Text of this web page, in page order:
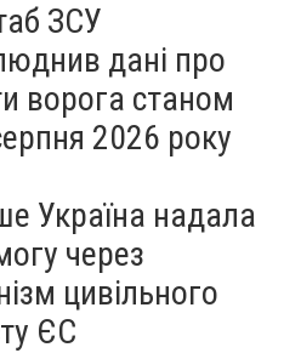
ЗСУ
дані про
ворога станом
2026 року
Україна надала
через
цивільного
ЄС